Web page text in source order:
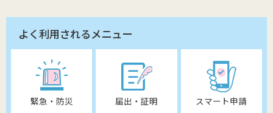
よく利用されるメニュー
緊急・防災 届出・証明 スマート申請